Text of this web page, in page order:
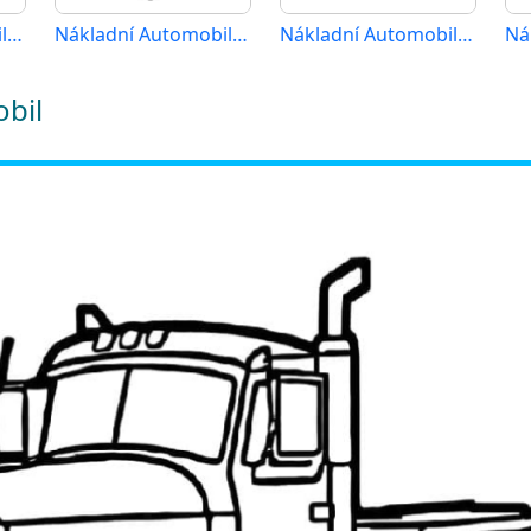
Nákladní Automobil (12) Nákladní Automobil (14) Nákladní Automobil (15)